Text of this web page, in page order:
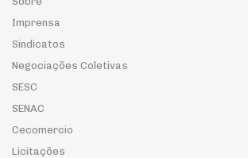
Imprensa
Sindicatos
Negociações Coletivas
SESC
SENAC
Cecomercio
Licitações